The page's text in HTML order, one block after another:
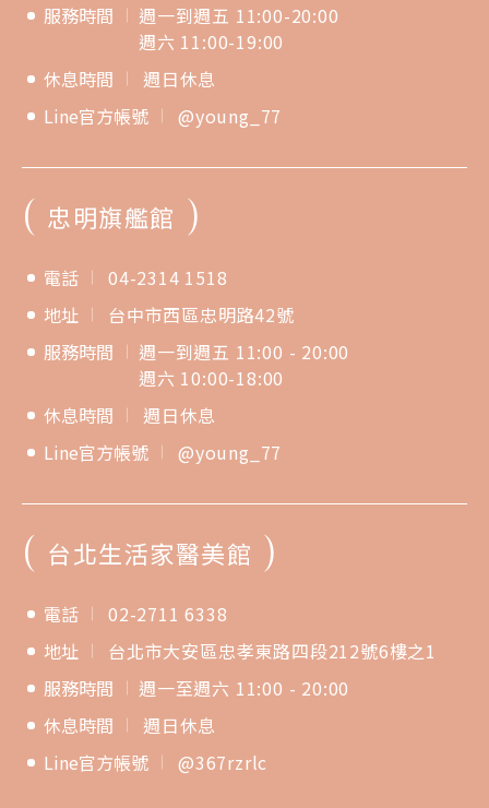
服務時間
週一到週五 11:00-20:00
週六 11:00-19:00
休息時間
週日休息
Line官方帳號
@young_77
( 忠明旗艦館 )
電話
04-2314 1518
地址
台中市西區忠明路42號
服務時間
週一到週五 11:00 - 20:00
週六 10:00-18:00
休息時間
週日休息
Line官方帳號
@young_77
( 台北生活家醫美館 )
電話
02-2711 6338
地址
台北市大安區忠孝東路四段212號6樓之1
服務時間
週一至週六 11:00 - 20:00
休息時間
週日休息
Line官方帳號
@367rzrlc